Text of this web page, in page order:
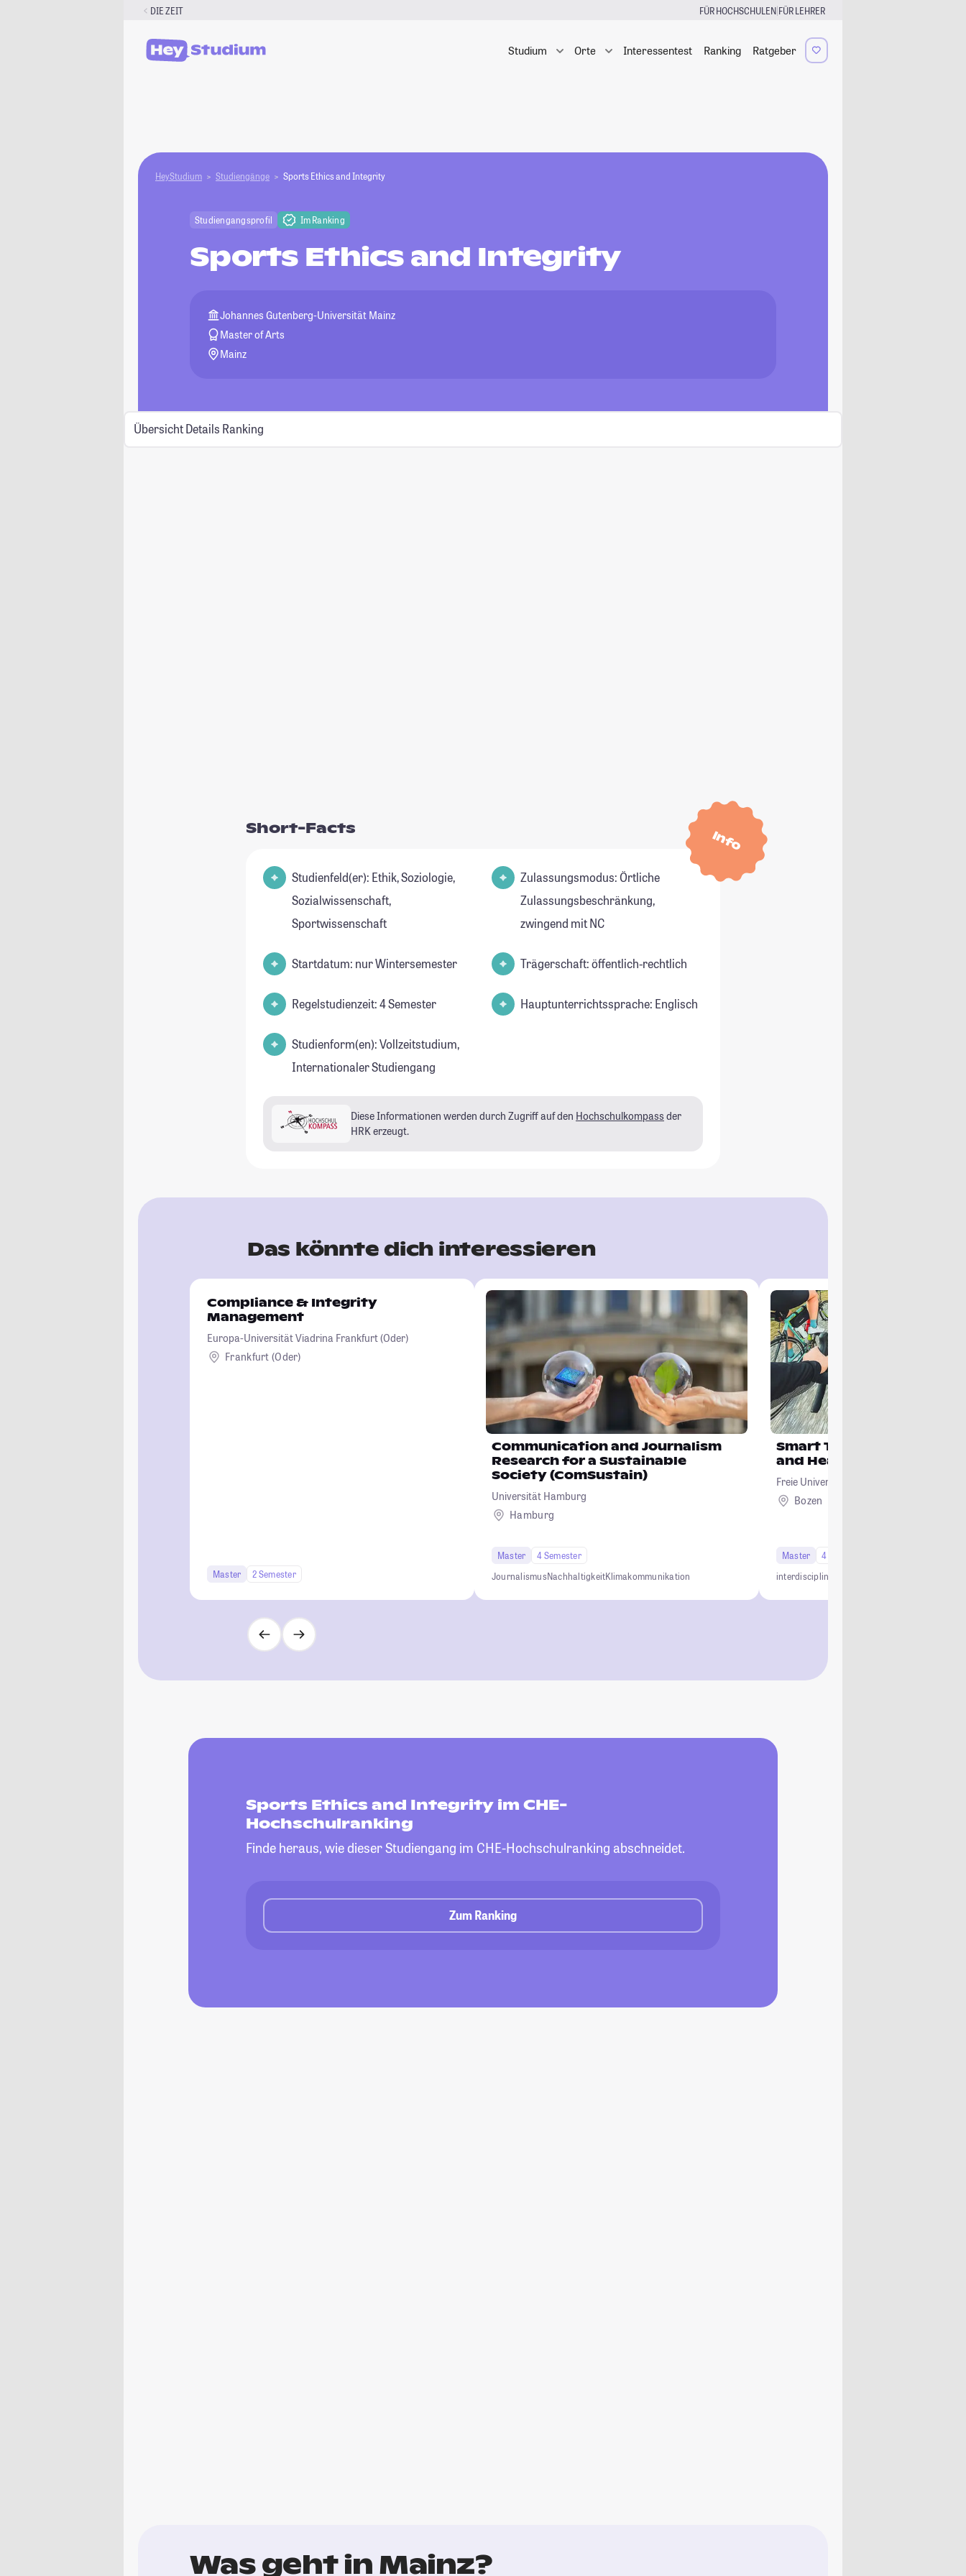
DIE ZEIT FÜR HOCHSCHULEN|FÜR LEHRER
Studium Orte Interessentest Ranking Ratgeber
HeyStudium Studiengänge Sports Ethics and Integrity
Studiengangsprofil Im Ranking
Sports Ethics and Integrity
Johannes Gutenberg-Universität Mainz
Master of Arts
Mainz
Übersicht Details Ranking
Info
Short-Facts
Studienfeld(er): Ethik, Soziologie,
Sozialwissenschaft,
Sportwissenschaft
Startdatum: nur Wintersemester
Regelstudienzeit: 4 Semester
Studienform(en): Vollzeitstudium,
Internationaler Studiengang
Zulassungsmodus: Örtliche
Zulassungsbeschränkung,
zwingend mit NC
Trägerschaft: öffentlich-rechtlich
Hauptunterrichtssprache: Englisch
Diese Informationen werden durch Zugriff auf den Hochschulkompass der
HRK erzeugt.
Das könnte dich interessieren
Compliance & Integrity
Management
Europa-Universität Viadrina Frankfurt (Oder)
Frankfurt (Oder)
Master 2 Semester
Communication and Journalism
Research for a Sustainable
Society (ComSustain)
Universität Hamburg
Hamburg
Master
4 Semester
JournalismusNachhaltigkeitKlimakommunikation
Smart Technologies for
and Health
Freie Universität Bozen
Bozen
Master
4 Semester
interdisciplinary
Sports Ethics and Integrity im CHE-
Hochschulranking
Finde heraus, wie dieser Studiengang im CHE-Hochschulranking abschneidet.
Zum Ranking
Was geht in Mainz?